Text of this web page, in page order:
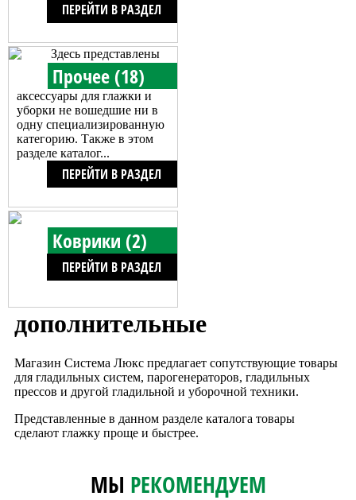
ПЕРЕЙТИ В РАЗДЕЛ
Прочее (18)
Здесь представлены
аксессуары для глажки и
уборки не вошедшие ни в
одну специализированную
категорию. Также в этом
разделе каталог...
ПЕРЕЙТИ В РАЗДЕЛ
Коврики (2)
ПЕРЕЙТИ В РАЗДЕЛ
дополнительные
Магазин Система Люкс предлагает сопутствующие товары
для гладильных систем, парогенераторов, гладильных
прессов и другой гладильной и уборочной техники.
Представленные в данном разделе каталога товары
сделают глажку проще и быстрее.
МЫ РЕКОМЕНДУЕМ